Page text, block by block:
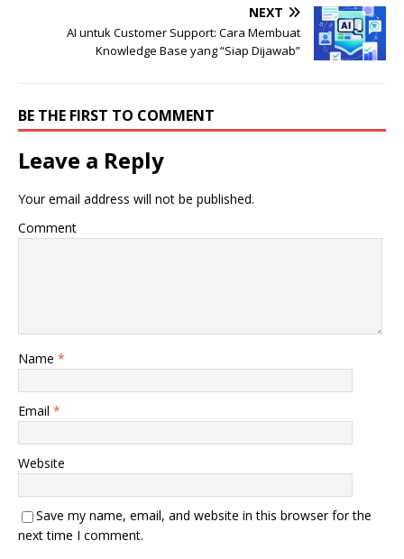
NEXT
AI untuk Customer Support: Cara Membuat
Knowledge Base yang “Siap Dijawab”
BE THE FIRST TO COMMENT
Leave a Reply
Your email address will not be published.
Comment
Name *
Email *
Website
Save my name, email, and website in this browser for the
next time I comment.